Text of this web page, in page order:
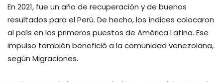
En 2021, fue un año de recuperación y de buenos
resultados para el Perú. De hecho, los índices colocaron
al país en los primeros puestos de América Latina. Ese
impulso también benefició a la comunidad venezolana,
según Migraciones.